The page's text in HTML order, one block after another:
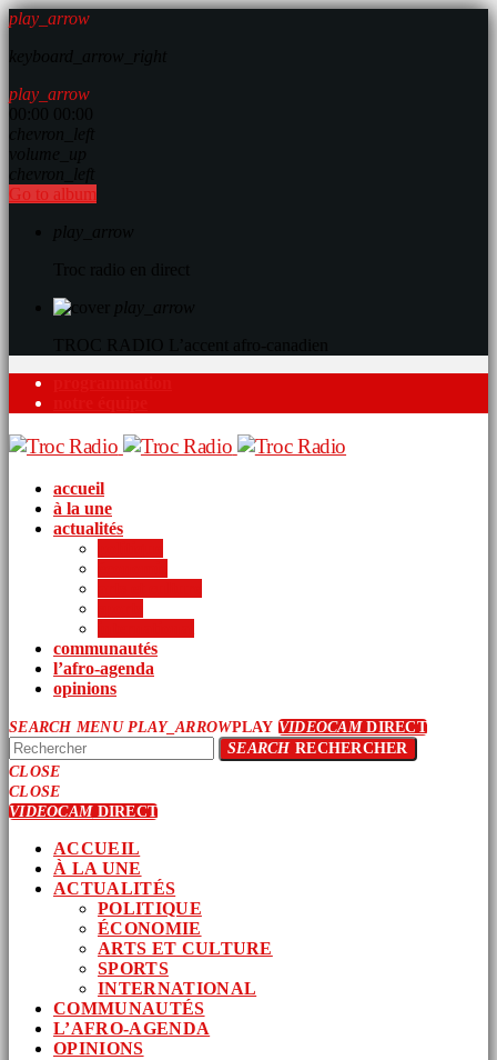
play_arrow
play_arrow
Go to album
accueil
à la une
actualités
communautés
l’afro-agenda
opinions
SEARCH MENU PLAY_ARROWPLAY VIDEOCAMDIRECT
SEARCHRECHERCHER
CLOSE
CLOSE
VIDEOCAMDIRECT
ACCUEIL
À LA UNE
ACTUALITÉS
POLITIQUE
ÉCONOMIE
ARTS ET CULTURE
SPORTS
INTERNATIONAL
COMMUNAUTÉS
L’AFRO-AGENDA
OPINIONS